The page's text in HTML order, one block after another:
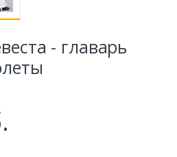
- главарь